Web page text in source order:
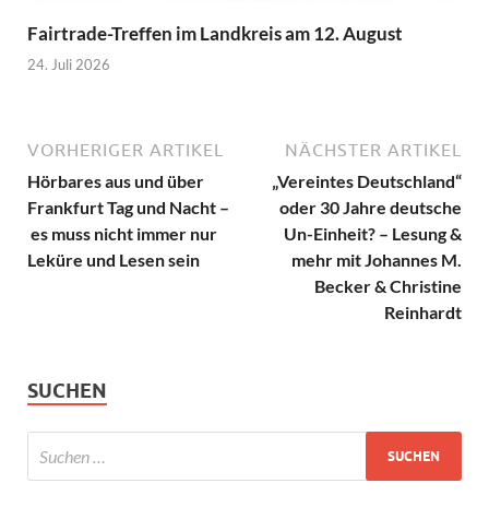
Fairtrade-Treffen im Landkreis am 12. August
24. Juli 2026
VORHERIGER ARTIKEL
Hörbares aus und über
Frankfurt Tag und Nacht –
es muss nicht immer nur
Leküre und Lesen sein
NÄCHSTER ARTIKEL
„Vereintes Deutschland“
oder 30 Jahre deutsche
Un-Einheit? – Lesung &
mehr mit Johannes M.
Becker & Christine
Reinhardt
SUCHEN